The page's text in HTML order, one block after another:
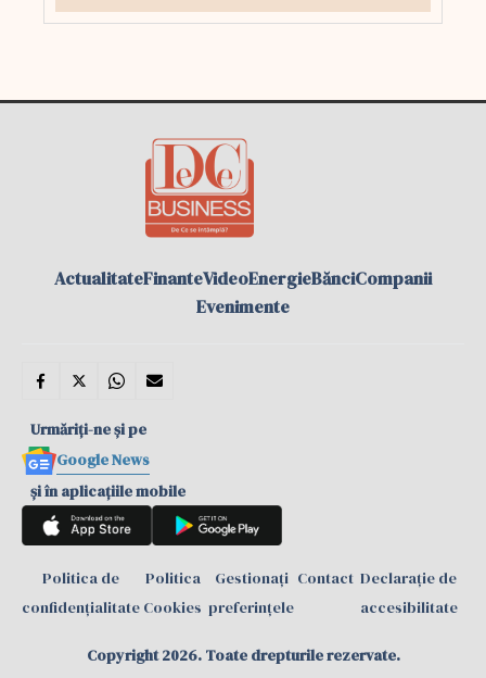
ActualitateFinanteVideoEnergieBănciCompanii
Evenimente
Urmăriți-ne și pe
Google News
și în aplicațiile mobile
Politica de
confidențialitate
Politica
Cookies
Gestionați
preferințele
Contact Declarație de
accesibilitate
Copyright 2026. Toate drepturile rezervate.